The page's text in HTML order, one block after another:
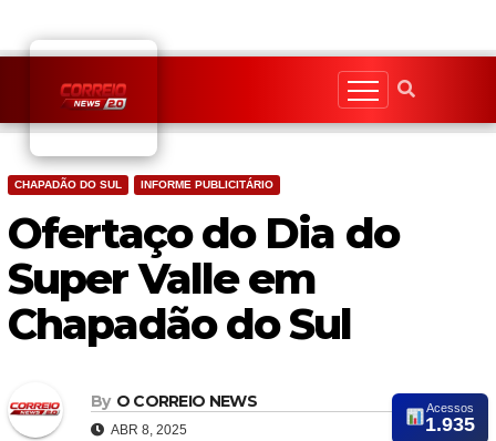
content
CHAPADÃO DO SUL INFORME PUBLICITÁRIO
Ofertaço do Dia do
Super Valle em
Chapadão do Sul
By O CORREIO NEWS
ABR 8, 2025
Acessos
1.935